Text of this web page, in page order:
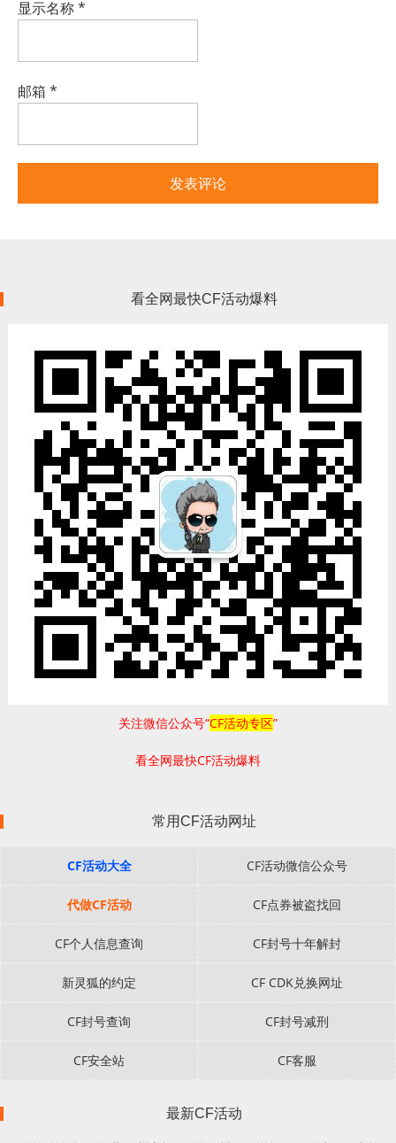
显示名称*
邮箱 *
看全网最快CF活动爆料
关注微信公众号“CF活动专区”
看全网最快CF活动爆料
常用CF活动网址
CF活动大全 CF活动微信公众号
代做CF活动 CF点券被盗找回
CF个人信息查询 CF封号十年解封
新灵狐的约定 CF CDK兑换网址
CF封号查询 CF封号减刑
CF安全站 CF客服
最新CF活动